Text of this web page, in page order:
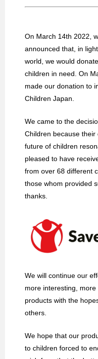
On March 14th 2022,
announced that, in
world, we would
children in need. On
made our donation to
Children Japan.
We came to the
Children because
future of children
pleased to have
from over 68 different
those whom provided
thanks.
We will continue our
more interesting,
products with the
others.
We hope that our
to children forced to